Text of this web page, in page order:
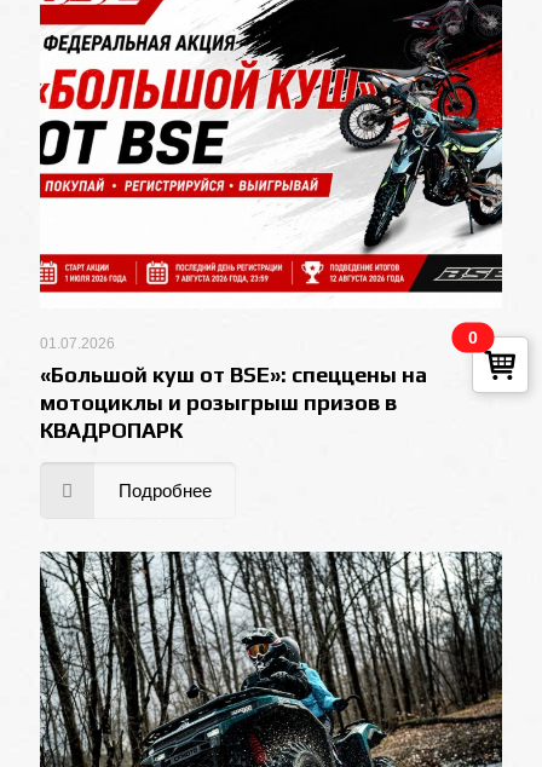
01.07.2026
«Большой куш от BSE»: спеццены на
мотоциклы и розыгрыш призов в
КВАДРОПАРК
Подробнее
0